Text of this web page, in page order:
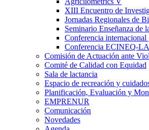
XIII Encuentro de
Jornadas Regionales de
Seminario Enseñanza de
Conferencia
Conferencia ECINEQ-
Comisión de Actuación ante
Comité de Calidad con Equidad
Sala de lactancia
Espacio de recreación y
Planificación, Evaluación y
EMPRENUR
Comunicación
Novedades